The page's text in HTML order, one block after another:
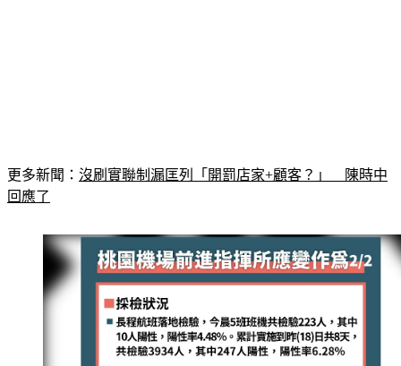
更多新聞：